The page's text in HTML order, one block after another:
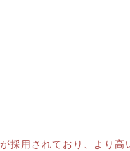
採用されており、より高